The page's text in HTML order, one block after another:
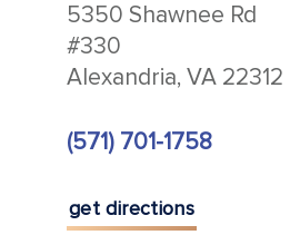
5350 Shawnee Rd
#330
Alexandria, VA 22312
(571) 701-1758
get directions